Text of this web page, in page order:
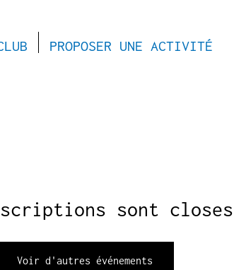
PROPOSER UNE ACTIVITÉ
sont closes
Voir d'autres événements